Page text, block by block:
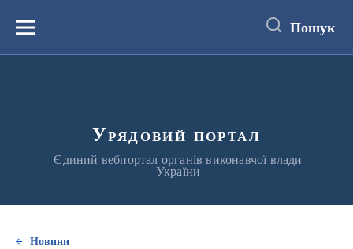
вмістуМеню Пошук
Урядовий портал
Єдиний вебпортал органів виконавчої влади
України
Новини